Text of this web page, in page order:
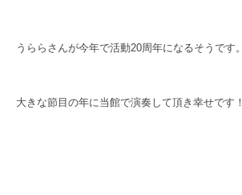
うららさんが今年で活動20周年になるそうです。
大きな節目の年に当館で演奏して頂き幸せです！